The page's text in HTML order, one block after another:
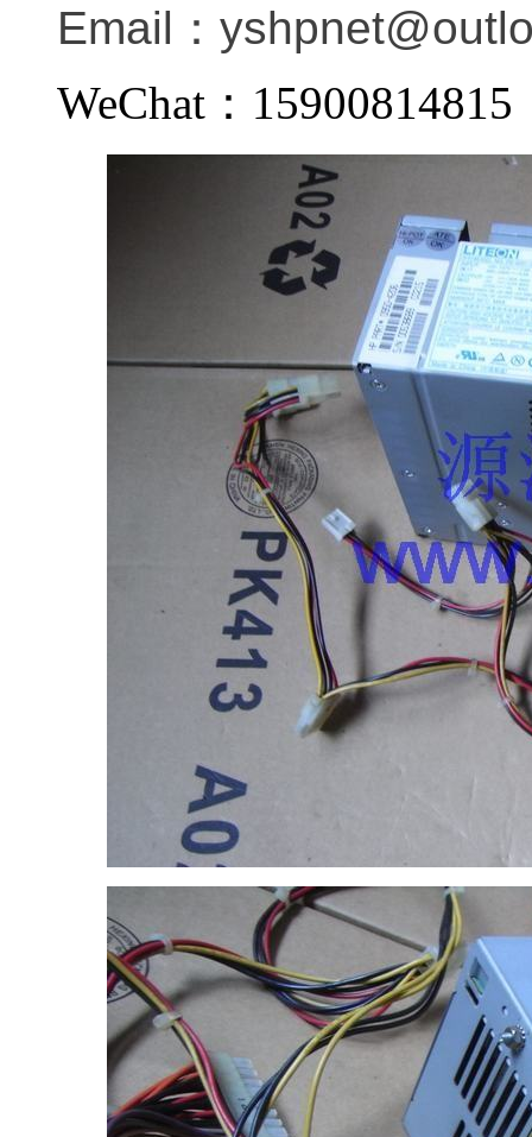
Email：
WeChat：